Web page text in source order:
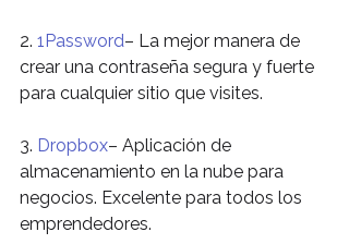
2. 1Password– La mejor manera de
crear una contraseña segura y fuerte
para cualquier sitio que visites.
3. Dropbox– Aplicación de
almacenamiento en la nube para
negocios. Excelente para todos los
emprendedores.